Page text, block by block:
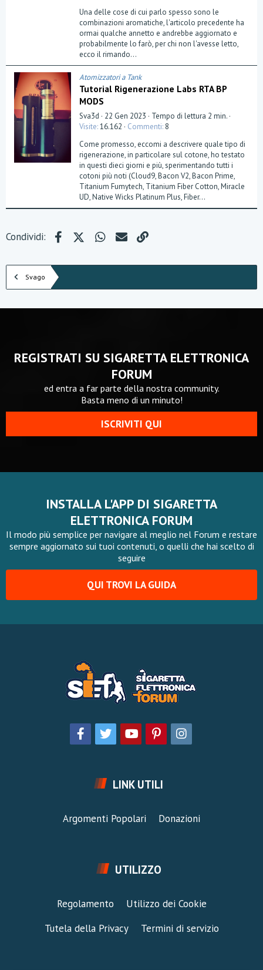
s
t
l
l
(
e
)
Una delle cose di cui parlo spesso sono le
combinazioni aromatiche, l'articolo precedente ha
ormai qualche annetto e andrebbe aggiornato e
probabilmente lo farò, per chi non l'avesse letto,
ecco il rimando...
Atomizzatori a Tank
Tutorial Rigenerazione Labs RTA BP
MODS
Sva3d 22 Gen 2023
Tempo di lettura 2 min.
Visite 16.162 Commenti 8
Come promesso, eccomi a descrivere quale tipo di
rigenerazione, in particolare sul cotone, ho testato
in questi dieci giorni e più, sperimentando tutti i
cotoni più noti (Cloud9, Bacon V2, Bacon Prime,
Titanium Fumytech, Titanium Fiber Cotton, Miracle
UD, Native Wicks Platinum Plus, Fiber...
Condividi: FacebookX (Twitter)WhatsApp
e-mail
Svago
REGISTRATI SU SIGARETTA ELETTRONICA
FORUM
ed entra a far parte della nostra community.
Basta meno di un minuto!
ISCRIVITI QUI
INSTALLA L'APP DI SIGARETTA
ELETTRONICA FORUM
Il modo più semplice per navigare al meglio nel Forum e restare
sempre aggiornato sui tuoi contenuti, o quelli che hai scelto di
seguire
QUI TROVI LA GUIDA
LINK UTILI
Argomenti Popolari Donazioni
UTILIZZO
Regolamento
Utilizzo dei Cookie
Tutela della Privacy
Termini di servizio